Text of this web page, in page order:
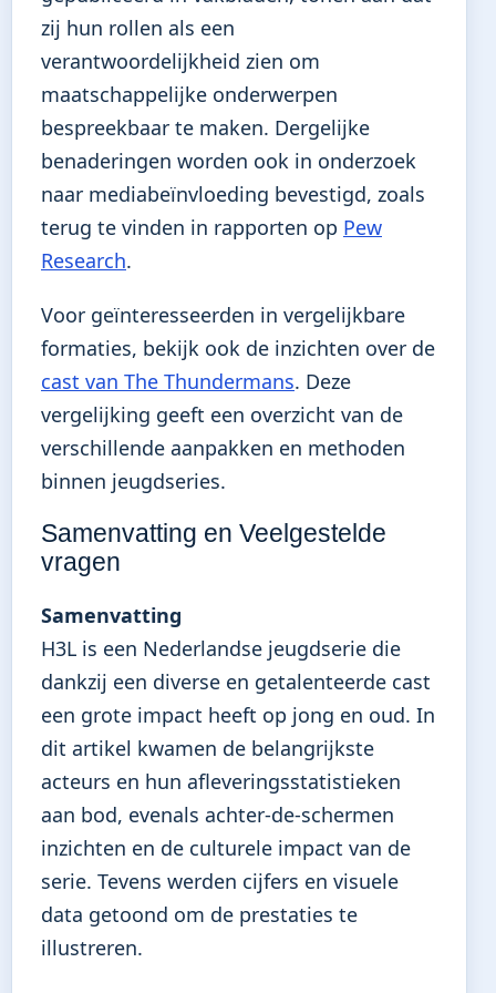
zij hun rollen als een
verantwoordelijkheid zien om
maatschappelijke onderwerpen
bespreekbaar te maken. Dergelijke
benaderingen worden ook in onderzoek
naar mediabeïnvloeding bevestigd, zoals
terug te vinden in rapporten op Pew
Research.
Voor geïnteresseerden in vergelijkbare
formaties, bekijk ook de inzichten over de
cast van The Thundermans. Deze
vergelijking geeft een overzicht van de
verschillende aanpakken en methoden
binnen jeugdseries.
Samenvatting en Veelgestelde
vragen
Samenvatting
H3L is een Nederlandse jeugdserie die
dankzij een diverse en getalenteerde cast
een grote impact heeft op jong en oud. In
dit artikel kwamen de belangrijkste
acteurs en hun afleveringsstatistieken
aan bod, evenals achter-de-schermen
inzichten en de culturele impact van de
serie. Tevens werden cijfers en visuele
data getoond om de prestaties te
illustreren.